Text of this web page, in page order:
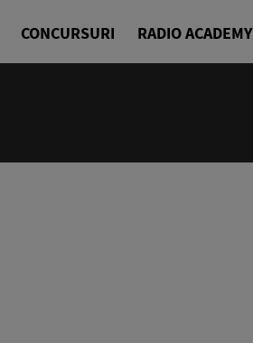
CONCURSURI RADIO ACADEMY